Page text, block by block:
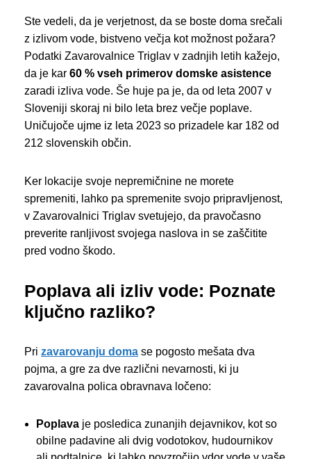
Ste vedeli, da je verjetnost, da se boste doma srečali
z izlivom vode, bistveno večja kot možnost požara?
Podatki Zavarovalnice Triglav v zadnjih letih kažejo,
da je kar 60 % vseh primerov domske asistence
zaradi izliva vode. Še huje pa je, da od leta 2007 v
Sloveniji skoraj ni bilo leta brez večje poplave.
Uničujoče ujme iz leta 2023 so prizadele kar 182 od
212 slovenskih občin.
Ker lokacije svoje nepremičnine ne morete
spremeniti, lahko pa spremenite svojo pripravljenost,
v Zavarovalnici Triglav svetujejo, da pravočasno
preverite ranljivost svojega naslova in se zaščitite
pred vodno škodo.
Poplava ali izliv vode: Poznate
ključno razliko?
Pri zavarovanju doma se pogosto mešata dva
pojma, a gre za dve različni nevarnosti, ki ju
zavarovalna polica obravnava ločeno:
Poplava je posledica zunanjih dejavnikov, kot so
obilne padavine ali dvig vodotokov, hudournikov